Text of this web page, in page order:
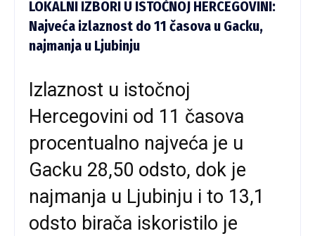
LOKALNI IZBORI U ISTOČNOJ HERCEGOVINI:
Najveća izlaznost do 11 časova u Gacku,
najmanja u Ljubinju
Izlaznost u istočnoj
Hercegovini od 11 časova
procentualno najveća je u
Gacku 28,50 odsto, dok je
najmanja u Ljubinju i to 13,1
odsto birača iskoristilo je